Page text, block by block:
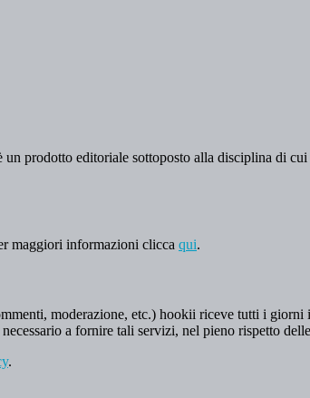
prodotto editoriale sottoposto alla disciplina di
maggiori informazioni clicca qui.
moderazione, etc.) hookii riceve tutti i
a fornire tali servizi, nel pieno rispetto
.